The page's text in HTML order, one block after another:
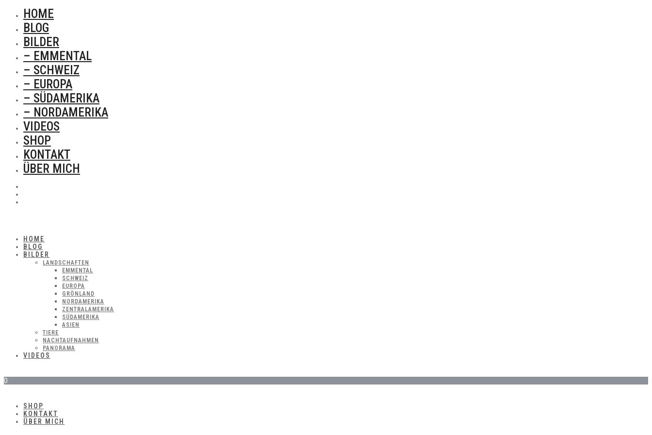
HOME
BLOG
BILDER
– EMMENTAL
– SCHWEIZ
– EUROPA
– SÜDAMERIKA
– NORDAMERIKA
VIDEOS
SHOP
KONTAKT
ÜBER MICH
HOME
BLOG
BILDER
LANDSCHAFTEN
EMMENTAL
SCHWEIZ
EUROPA
GRÖNLAND
NORDAMERIKA
ZENTRALAMERIKA
SÜDAMERIKA
ASIEN
TIERE
NACHTAUFNAHMEN
PANORAMA
VIDEOS
0
SHOP
KONTAKT
ÜBER MICH